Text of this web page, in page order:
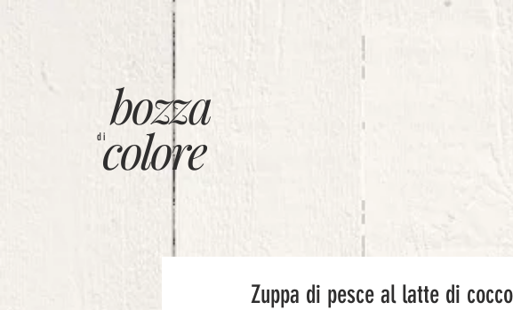
bozza
colore
di
Zuppa di pesce al latte di